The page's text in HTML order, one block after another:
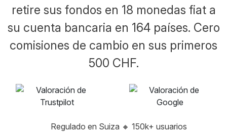
retire sus fondos en 18 monedas fiat a
su cuenta bancaria en 164 países. Cero
comisiones de cambio en sus primeros
500 CHF.
Regulado en Suiza 🔸 150k+ usuarios